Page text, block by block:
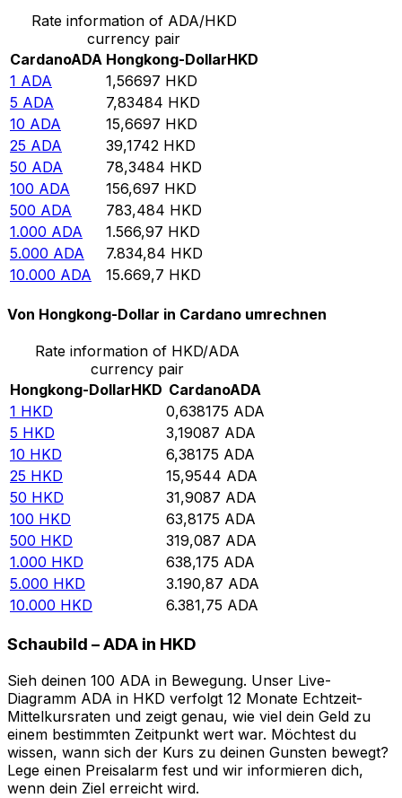
Rate information of ADA/HKD
currency pair
CardanoADA Hongkong-DollarHKD
1 ADA 1,56697 HKD
5 ADA 7,83484 HKD
10 ADA 15,6697 HKD
25 ADA 39,1742 HKD
50 ADA 78,3484 HKD
100 ADA 156,697 HKD
500 ADA 783,484 HKD
1.000 ADA 1.566,97 HKD
5.000 ADA 7.834,84 HKD
10.000 ADA 15.669,7 HKD
Von Hongkong-Dollar in Cardano umrechnen
Rate information of HKD/ADA
currency pair
Hongkong-DollarHKD CardanoADA
1 HKD 0,638175 ADA
5 HKD 3,19087 ADA
10 HKD 6,38175 ADA
25 HKD 15,9544 ADA
50 HKD 31,9087 ADA
100 HKD 63,8175 ADA
500 HKD 319,087 ADA
1.000 HKD 638,175 ADA
5.000 HKD 3.190,87 ADA
10.000 HKD 6.381,75 ADA
Schaubild – ADA in HKD
Sieh deinen 100 ADA in Bewegung. Unser Live-
Diagramm ADA in HKD verfolgt 12 Monate Echtzeit-
Mittelkursraten und zeigt genau, wie viel dein Geld zu
einem bestimmten Zeitpunkt wert war. Möchtest du
wissen, wann sich der Kurs zu deinen Gunsten bewegt?
Lege einen Preisalarm fest und wir informieren dich,
wenn dein Ziel erreicht wird.